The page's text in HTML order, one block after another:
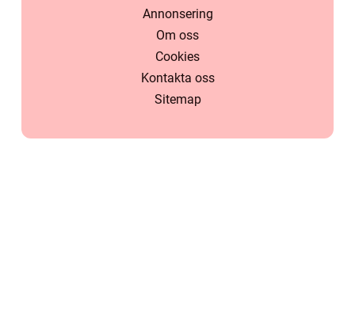
Annonsering
Om oss
Cookies
Kontakta oss
Sitemap